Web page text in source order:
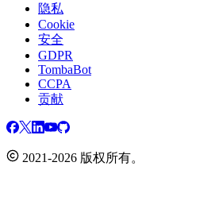
隐私
Cookie
安全
GDPR
TombaBot
CCPA
贡献
2021-2026 版权所有。